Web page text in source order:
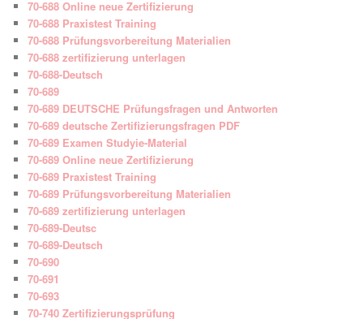
70-688 Online neue Zertifizierung
70-688 Praxistest Training
70-688 Prüfungsvorbereitung Materialien
70-688 zertifizierung unterlagen
70-688-Deutsch
70-689
70-689 DEUTSCHE Prüfungsfragen und Antworten
70-689 deutsche Zertifizierungsfragen PDF
70-689 Examen Studyie-Material
70-689 Online neue Zertifizierung
70-689 Praxistest Training
70-689 Prüfungsvorbereitung Materialien
70-689 zertifizierung unterlagen
70-689-Deutsc
70-689-Deutsch
70-690
70-691
70-693
70-740 Zertifizierungsprüfung